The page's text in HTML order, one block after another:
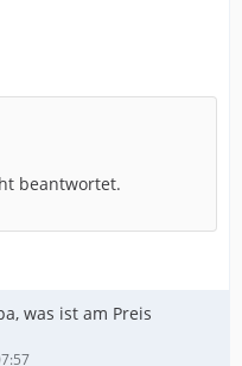
beantwortet.
was ist am Preis